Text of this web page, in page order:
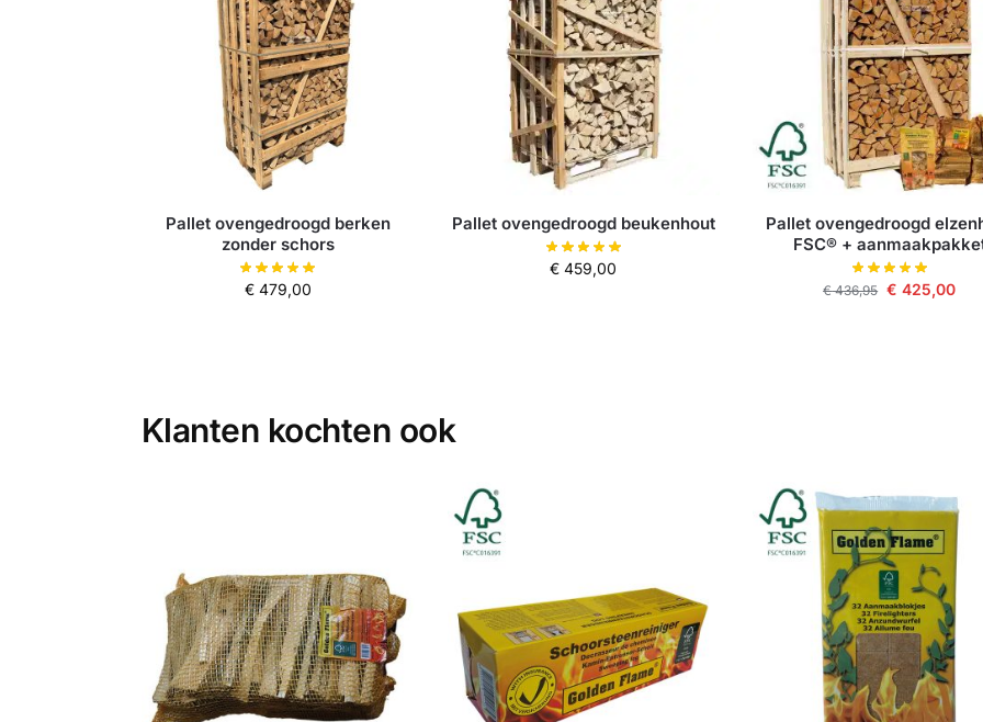
Pallet ovengedroogd berken
zonder schors
€479,00
Pallet ovengedroogd beukenhout
€ 459,00
Pallet ovengedroogd
FSC® +
€436,95 € 425,00
Klanten kochten ook